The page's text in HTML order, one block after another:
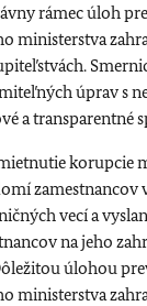
rámec úloh
ministerstva
úprav s
a transparentné
korupcie
zamestnancov
vecí a
na jeho
úlohou
ministerstva